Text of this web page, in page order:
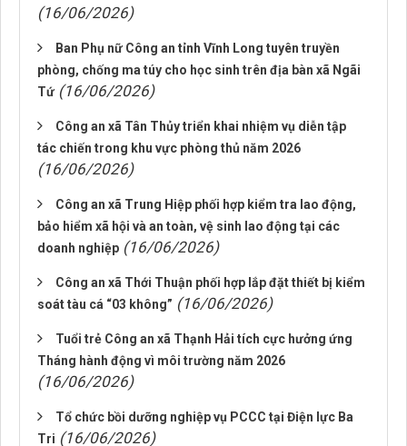
(16/06/2026)
Ban Phụ nữ Công an tỉnh Vĩnh Long tuyên truyền
phòng, chống ma túy cho học sinh trên địa bàn xã Ngãi
Tứ (16/06/2026)
Công an xã Tân Thủy triển khai nhiệm vụ diễn tập
tác chiến trong khu vực phòng thủ năm 2026
(16/06/2026)
Công an xã Trung Hiệp phối hợp kiểm tra lao động,
bảo hiểm xã hội và an toàn, vệ sinh lao động tại các
doanh nghiệp (16/06/2026)
Công an xã Thới Thuận phối hợp lắp đặt thiết bị kiểm
soát tàu cá “03 không” (16/06/2026)
Tuổi trẻ Công an xã Thạnh Hải tích cực hưởng ứng
Tháng hành động vì môi trường năm 2026
(16/06/2026)
Tổ chức bồi dưỡng nghiệp vụ PCCC tại Điện lực Ba
Tri (16/06/2026)